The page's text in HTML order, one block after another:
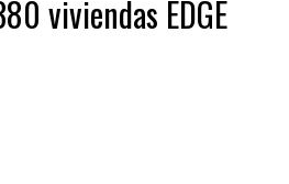
viviendas EDGE